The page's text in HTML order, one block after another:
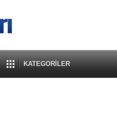
KATEGORİLER